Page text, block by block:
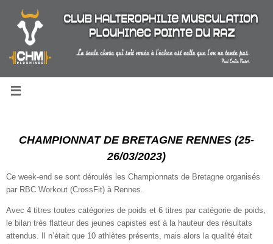
contenu
CHAMPIONNAT DE BRETAGNE RENNES (25-
26/03/2023)
Ce week-end se sont déroulés les Championnats de Bretagne organisés
par RBC Workout (CrossFit) à Rennes.
Avec 4 titres toutes catégories de poids et 6 titres par catégorie de poids,
le bilan très flatteur des jeunes capistes est à la hauteur des résultats
attendus. Il n’était que 10 athlètes présents, mais alors la qualité était